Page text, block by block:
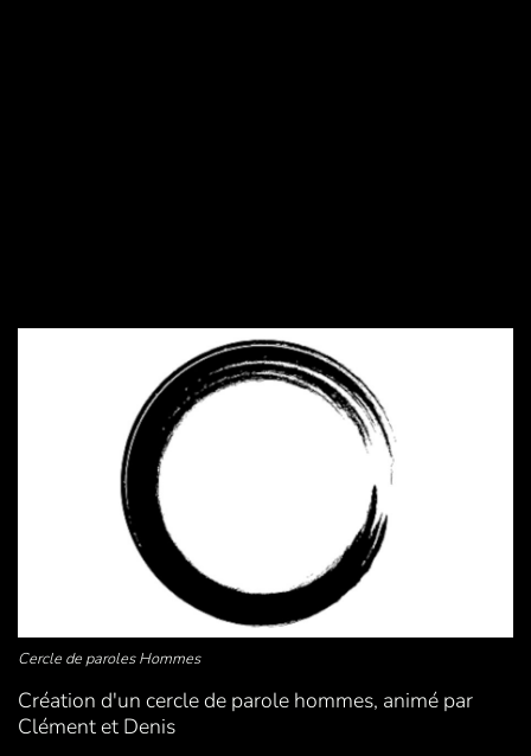
Cercle de paroles Hommes
Création d'un cercle de parole hommes, animé par
Clément et Denis